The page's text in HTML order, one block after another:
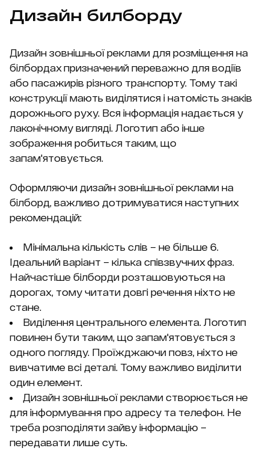
Дизайн билборду
Дизайн зовнішньої реклами для розміщення на
білбордах призначений переважно для водіїв
або пасажирів різного транспорту. Тому такі
конструкції мають виділятися і натомість знаків
дорожнього руху. Вся інформація надається у
лаконічному вигляді. Логотип або інше
зображення робиться таким, що
запам'ятовується.
Оформляючи дизайн зовнішньої реклами на
білборд, важливо дотримуватися наступних
рекомендацій:
Мінімальна кількість слів – не більше 6.
Ідеальний варіант – кілька співзвучних фраз.
Найчастіше білборди розташовуються на
дорогах, тому читати довгі речення ніхто не
стане.
Виділення центрального елемента. Логотип
повинен бути таким, що запам'ятовується з
одного погляду. Проїжджаючи повз, ніхто не
вивчатиме всі деталі. Тому важливо виділити
один елемент.
Дизайн зовнішньої реклами створюється не
для інформування про адресу та телефон. Не
треба розподіляти зайву інформацію –
передавати лише суть.